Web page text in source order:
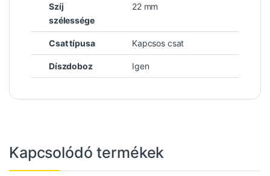
Szíj
szélessége
22 mm
Csat típusa Kapcsos csat
Díszdoboz Igen
Kapcsolódó termékek